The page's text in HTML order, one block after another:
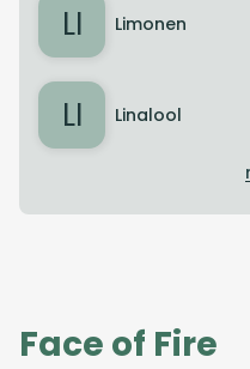
LI Limonen
LI Linalool
Face of Fire